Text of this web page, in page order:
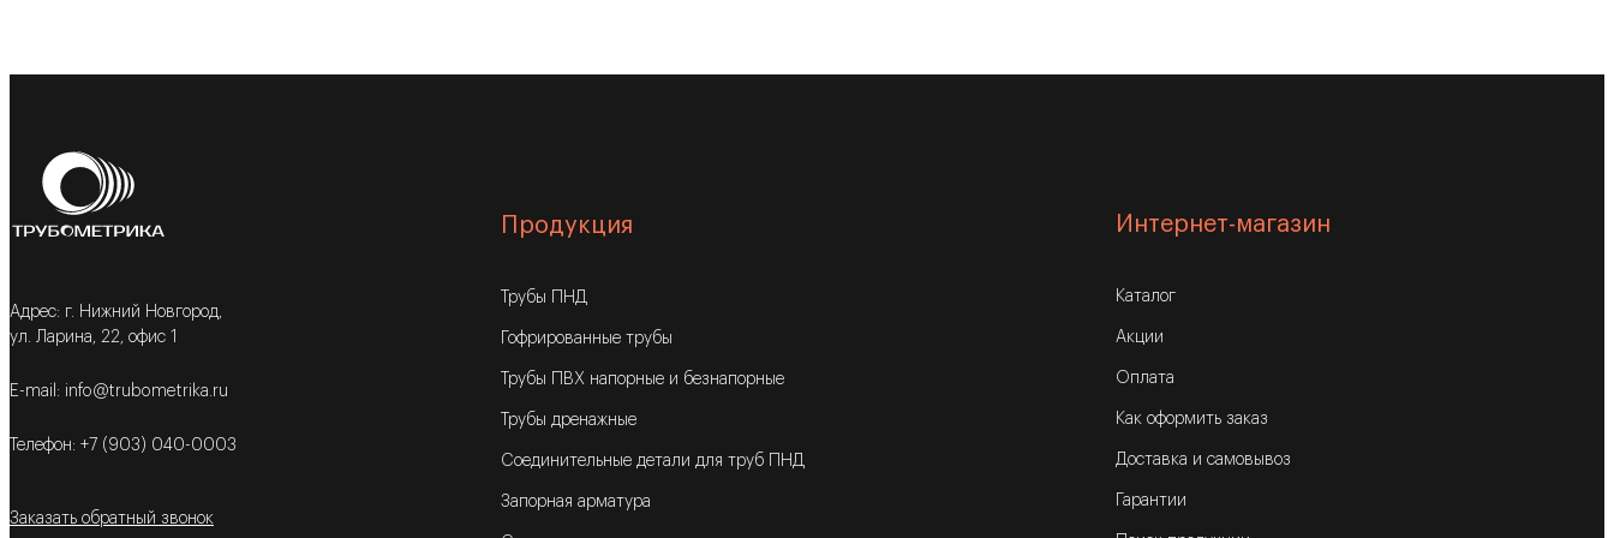
Адрес: г. Нижний Новгород,
ул. Ларина, 22, офис 1
E-mail: info@trubometrika.ru
Телефон: +7 (903) 040-0003
Заказать обратный звонок
Продукция
Трубы ПНД
Гофрированные трубы
Трубы ПВХ напорные и безнапорные
Трубы дренажные
Соединительные детали для труб ПНД
Запорная арматура
Интернет-магазин
Каталог
Акции
Оплата
Как оформить заказ
Доставка и самовывоз
Гарантии